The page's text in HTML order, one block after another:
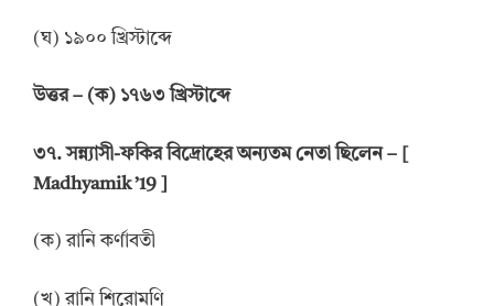
(ঘ) ১৯০০ খ্রিস্টাব্দে
উত্তর– (ক) ১৭৬৩ খ্রিস্টাব্দে
৩৭. সন্ন্যাসী-ফকির বিদ্রোহের অন্যতম নেতা ছিলেন – [
Madhyamik ’19 ]
(ক) রানি কর্ণাবতী
(খ) রানি শিরোমণি